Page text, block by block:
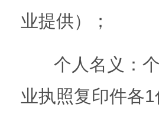
业提供）；
个人名义：个
业执照复印件各